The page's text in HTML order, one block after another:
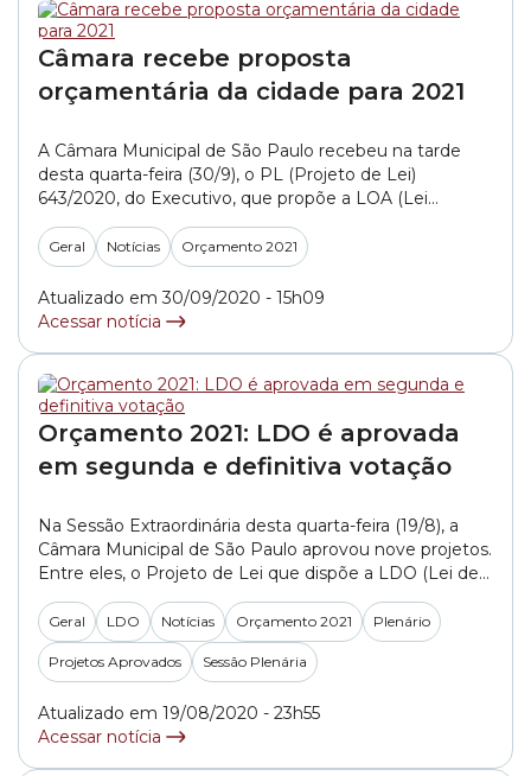
Câmara recebe proposta
orçamentária da cidade para 2021
A Câmara Municipal de São Paulo recebeu na tarde
desta quarta-feira (30/9), o PL (Projeto de Lei)
643/2020, do Executivo, que propõe a LOA (Lei
Orçamentária Anual) do município para o exercício de
2021. O ato de entrega foi realizado no Plenário 1° de
Maio, na sede do Legislativo paulistano. A estimativa
da receita para... »
Geral Notícias Orçamento 2021
Atualizado em 30/09/2020 - 15h09
Acessar notícia
Orçamento 2021: LDO é aprovada
em segunda e definitiva votação
Na Sessão Extraordinária desta quarta-feira (19/8), a
Câmara Municipal de São Paulo aprovou nove projetos.
Entre eles, o Projeto de Lei que dispõe a LDO (Lei de
Diretrizes Orçamentárias) para o exercício de 2021.
LDO 2021 O Substitutivo apresentado pela Comissão
de Finanças e Orçamento ao PL 252/2020, do
Geral LDO Notícias Orçamento 2021 Plenário
Projetos Aprovados Sessão Plenária
Atualizado em 19/08/2020 - 23h55
Acessar notícia